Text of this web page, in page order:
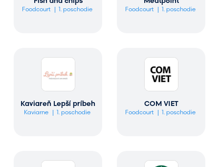
Foodcourt 1. poschodie Foodcourt 1. poschodie
Kaviareň Lepší príbeh
Kaviarne 1. poschodie
COM VIET
Foodcourt 1. poschodie